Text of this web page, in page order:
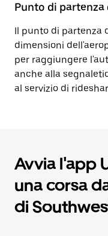
Punto di partenza
Il punto di partenza
dimensioni
per raggiungere
anche alla
al servizio di
Avvia l'app
una corsa
di